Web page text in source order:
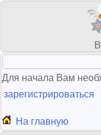
Для начала Вам
зарегистрироваться
На главную